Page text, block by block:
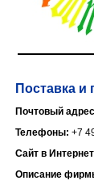
Поставка
Почтовый
Телефоны: +7
Сайт в
Описание